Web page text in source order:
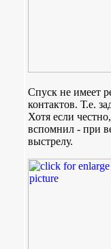
Спуск не имеет
контактов. Т.е.
Хотя если
вспомнил - при
выстрелу.